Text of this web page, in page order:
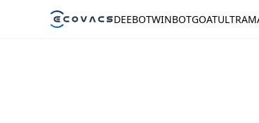
DEEBOTWINBOTGOAT